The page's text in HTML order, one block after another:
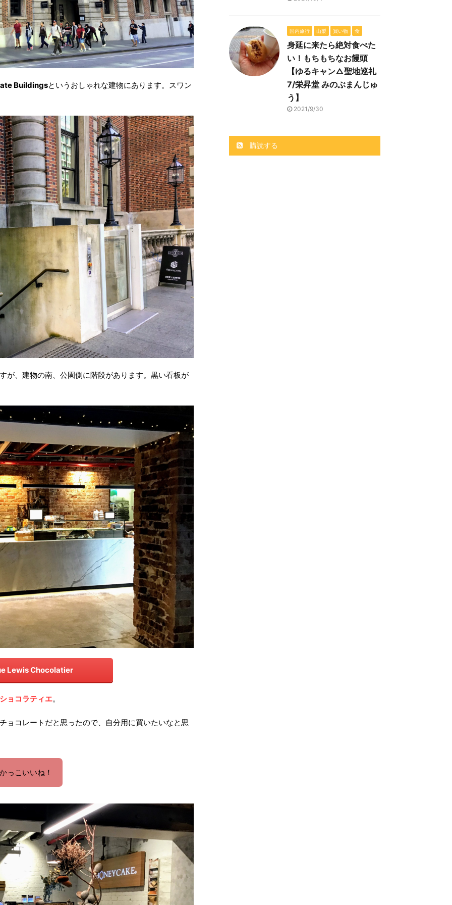
Buildingsというおしゃれな建物にあります。スワン
が、建物の南、公園側に階段があります。黒い看板が
Lewis Chocolatier
ョコラティエ。
ョコレートだと思ったので、自分用に買いたいなと思
っこいいね！
国内旅行 山梨 買い物 食
身延に来たら絶対食べた
い！もちもちなお饅頭
【ゆるキャン△聖地巡礼
7/栄昇堂 みのぶまんじゅ
う】
2021/9/30
購読する